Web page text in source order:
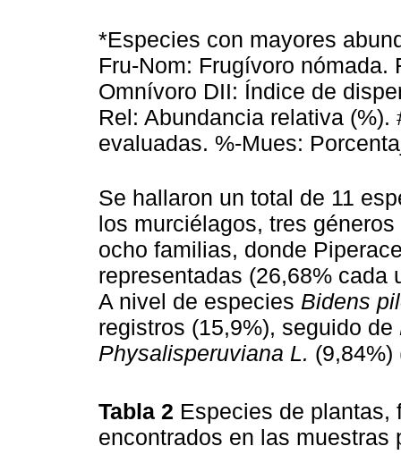
*Especies con mayores
Fru-Nom: Frugívoro
Omnívoro DII: Índice de
Rel: Abundancia relativa
evaluadas. %-Mues:
Se hallaron un total de 11
los murciélagos, tres
ocho familias, donde
representadas (26,68% cada
A nivel de especies Bidens
registros (15,9%), seguido de
Physalisperuviana L. (9,84%)
Tabla 2 Especies de plantas,
encontrados en las